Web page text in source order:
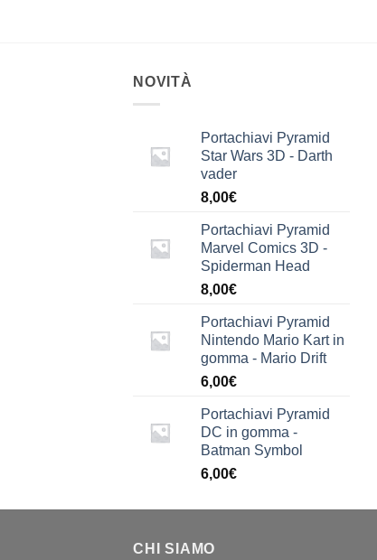
NOVITÀ
Portachiavi Pyramid
Star Wars 3D - Darth
vader
8,00€
Portachiavi Pyramid
Marvel Comics 3D -
Spiderman Head
8,00€
Portachiavi Pyramid
Nintendo Mario Kart in
gomma - Mario Drift
6,00€
Portachiavi Pyramid
DC in gomma -
Batman Symbol
6,00€
CHI SIAMO